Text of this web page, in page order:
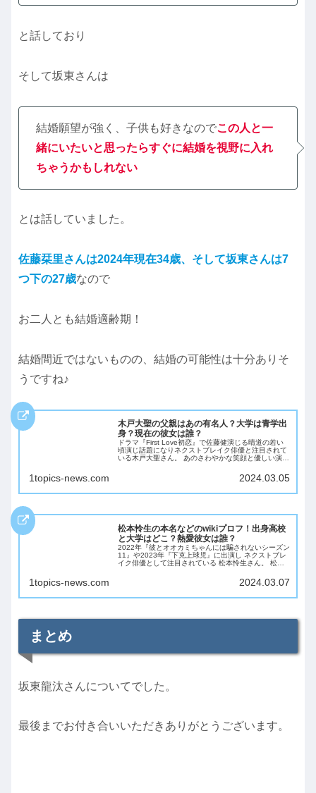
と話しており
そして坂東さんは
結婚願望が強く、子供も好きなのでこの人と一
緒にいたいと思ったらすぐに結婚を視野に入れ
ちゃうかもしれない
とは話していました。
佐藤栞里さんは2024年現在34歳、そして坂東さんは7
つ下の27歳なので
お二人とも結婚適齢期！
結婚間近ではないものの、結婚の可能性は十分ありそ
うですね♪
木戸大聖の父親はあの有名人？大学は青学出
身？現在の彼女は誰？
ドラマ『First Love初恋』で佐藤健演じる晴道の若い
頃演じ話題になりネクストブレイク俳優と注目されて
いる木戸大聖さん。 あのさわやかな笑顔と優しい演技
1topics-news.com 2024.03.05
松本怜生の本名などのwikiプロフ！出身高校
と大学はどこ？熱愛彼女は誰？
2022年『彼とオオカミちゃんには騙されないシーズン
11』や2023年『下克上球児』に出演し ネクストブレ
イク俳優として注目されている 松本怜生さん。 松本
1topics-news.com 2024.03.07
まとめ
坂東龍汰さんについてでした。
最後までお付き合いいただきありがとうございます。